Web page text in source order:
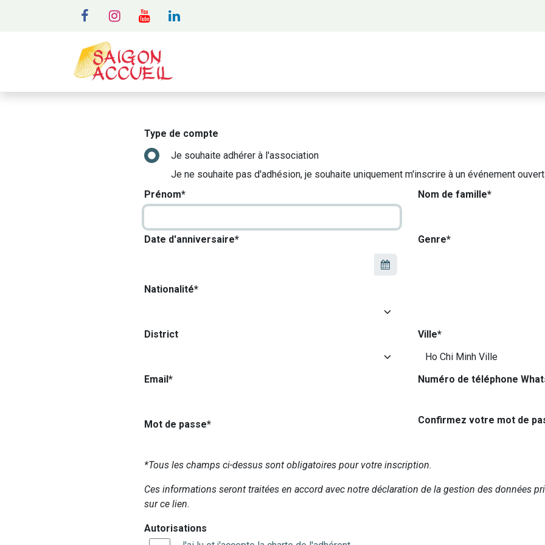
Type de compte
Je souhaite adhérer à l'association
Je ne souhaite pas d'adhésion, je souhaite uniquement m'inscrire à un événement
Prénom*
Nom de famille*
Date d'anniversaire* Genre*
Nationalité*
District Ville*
Email* Numéro de téléphone
Mot de passe* Confirmez votre mot de
*Tous les champs ci-dessus sont obligatoires pour votre inscription.
Ces informations seront traitées en accord avec notre déclaration de la gestion des données
sur ce lien.
Autorisations